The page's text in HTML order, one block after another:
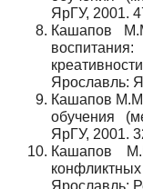
ЯрГУ, 2001.
Кашапов
воспитания:
Ярославль:
Кашапов
обучения
ЯрГУ, 2001.
Кашапов
Ярославль: